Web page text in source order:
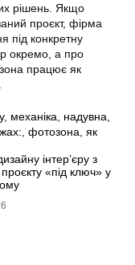
рішень. Якщо
проєкт, фірма
під конкретну
окремо, а про
працює як
, механіка надувна
фотозона як
інтер’єру з
«під ключ» у